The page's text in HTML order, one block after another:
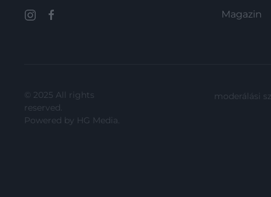
Magazin
© 2025 All rights
reserved.
Powered by HG Media.
moderálási